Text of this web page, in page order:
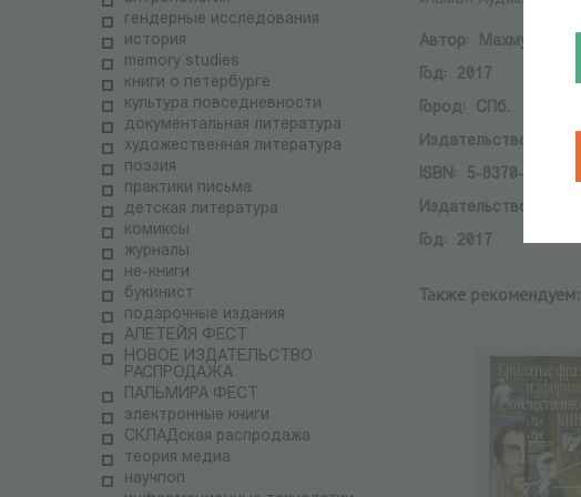
гендерные исследования
история
memory studies
книги о петербурге
культура повседневности
документальная литература
художественная литература
поэзия
практики письма
детская литература
комиксы
журналы
не-книги
букинист
подарочные издания
АЛЕТЕЙЯ ФЕСТ
НОВОЕ ИЗДАТЕЛЬСТВО
РАСПРОДАЖА
ПАЛЬМИРА ФЕСТ
электронные книги
СКЛАДская распродажа
теория медиа
научпоп
Автор:
Махмудов А.
Год:
2017
Город:
СПб.
Издательство:
ISBN:
5-8370-0808-5
Издательство:
Год:
2017
Также рекомендуем: